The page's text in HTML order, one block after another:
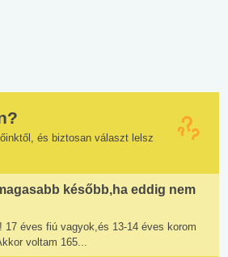
és biztosan választ lelsz
később,ha eddig nem
17 éves fiú vagyok,és 13-14 éves korom
voltam 165...